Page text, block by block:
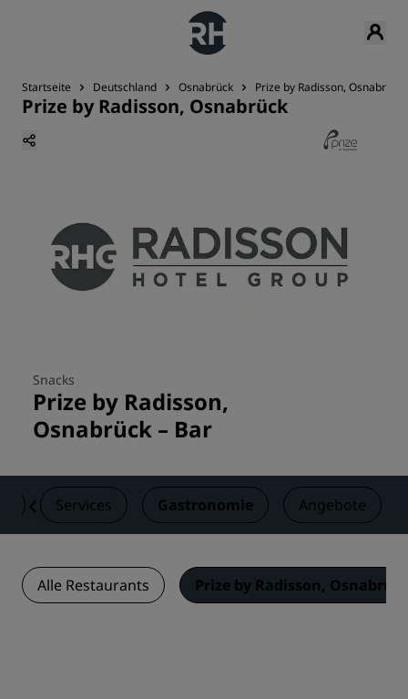
Startseite Deutschland Osnabrück Prize by Radisson, Osnabrück
Prize by Radisson, Osnabrück
Snacks
Prize by Radisson,
Osnabrück – Bar
Services Gastronomie Angebote
Alle Restaurants Prize by Radisson,